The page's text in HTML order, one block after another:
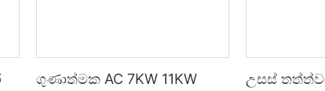
ගුණාත්මක AC 7KW 11KW
උසස්